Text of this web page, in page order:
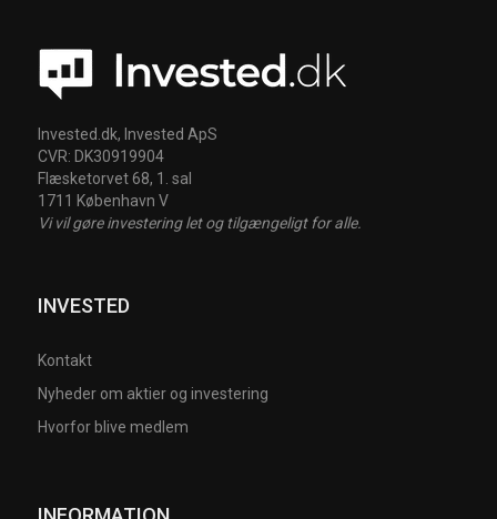
Invested.dk, Invested ApS
CVR: DK30919904
Flæsketorvet 68, 1. sal
1711 København V
Vi vil gøre investering let og tilgængeligt for alle.
INVESTED
Kontakt
Nyheder om aktier og investering
Hvorfor blive medlem